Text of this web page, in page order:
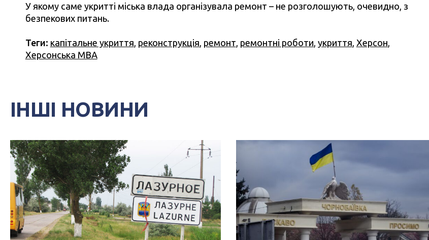
У якому саме укритті міська влада організувала ремонт – не розголошують, очевидно, з
безпекових питань.
Теги: капітальне укриття реконструкція ремонт ремонтні роботи укриття Херсон
Херсонська МВА
ІНШІ НОВИНИ